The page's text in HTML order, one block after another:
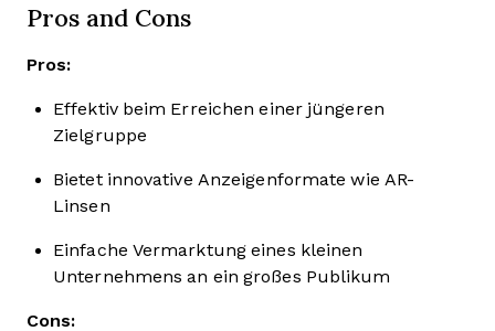
Pros and Cons
Pros:
Effektiv beim Erreichen einer jüngeren
Zielgruppe
Bietet innovative Anzeigenformate wie AR-
Linsen
Einfache Vermarktung eines kleinen
Unternehmens an ein großes Publikum
Cons: